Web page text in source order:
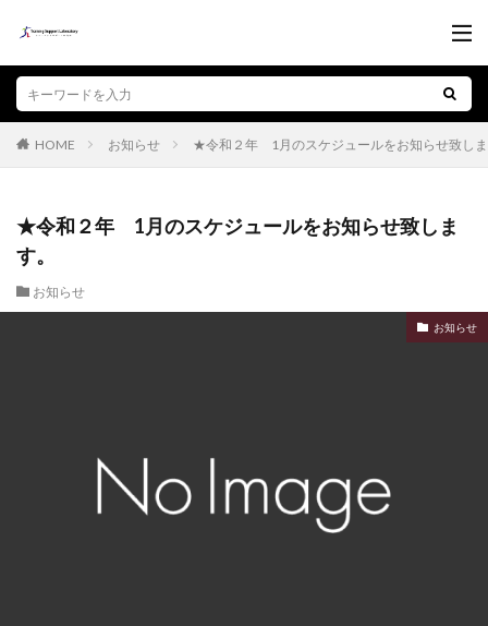
HOME お知らせ ★令和２年 1月のスケジュールをお知らせ致し
★令和２年 1月のスケジュールをお知らせ致しま
す。
お知らせ
お知らせ